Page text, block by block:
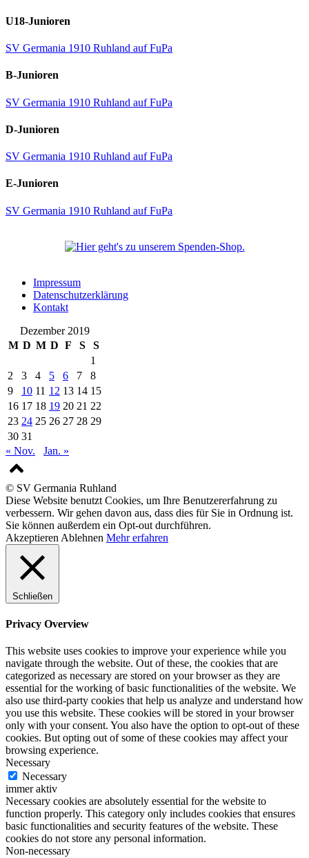
U18-Junioren
SV Germania 1910 Ruhland auf FuPa
B-Junioren
SV Germania 1910 Ruhland auf FuPa
D-Junioren
SV Germania 1910 Ruhland auf FuPa
E-Junioren
SV Germania 1910 Ruhland auf FuPa
Impressum
Datenschutzerklärung
Kontakt
Dezember 2019
M D M D F S
S
1
2
3 4 5 6 7
8
9
10 11 12 13 14 15
16 17 18 19 20 21 22
23 24 25 26 27 28 29
30 31
« Nov.
Jan. »
© SV Germania Ruhland
Diese Website benutzt Cookies, um Ihre Benutzererfahrung zu
verbessern. Wir gehen davon aus, dass dies für Sie in Ordnung ist.
Sie können außerdem ein Opt-out durchführen.
Akzeptieren Ablehnen Mehr erfahren
Schließen
Privacy Overview
This website uses cookies to improve your experience while you
navigate through the website. Out of these, the cookies that are
categorized as necessary are stored on your browser as they are
essential for the working of basic functionalities of the website. We
also use third-party cookies that help us analyze and understand how
you use this website. These cookies will be stored in your browser
only with your consent. You also have the option to opt-out of these
cookies. But opting out of some of these cookies may affect your
browsing experience.
Necessary
Necessary
immer aktiv
Necessary cookies are absolutely essential for the website to
function properly. This category only includes cookies that ensures
basic functionalities and security features of the website. These
cookies do not store any personal information.
Non-necessary